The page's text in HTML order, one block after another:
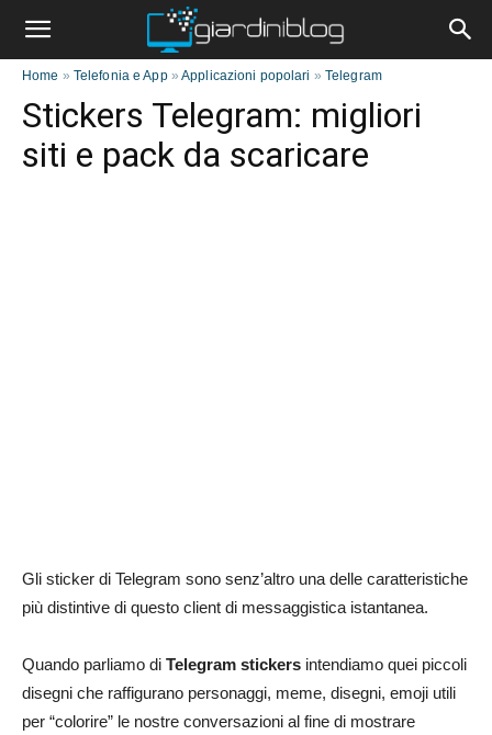
Home » Telefonia e App»Applicazioni popolari » Telegram
Stickers Telegram: migliori
siti e pack da scaricare
Gli sticker di Telegram sono senz’altro una delle caratteristiche
più distintive di questo client di messaggistica istantanea.
Quando parliamo di Telegram stickers intendiamo quei piccoli
disegni che raffigurano personaggi, meme, disegni, emoji utili
per “colorire” le nostre conversazioni al fine di mostrare